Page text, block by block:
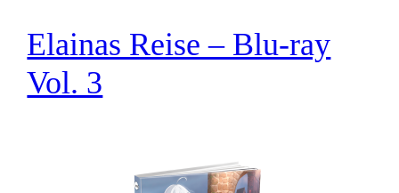
Elainas Reise – Blu-ray
Vol. 3